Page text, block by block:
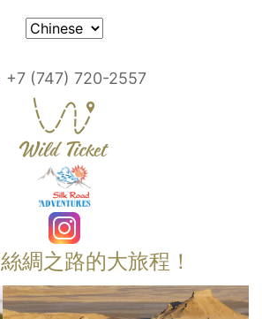
+7 (747) 720-2557
綢之路的大旅程！